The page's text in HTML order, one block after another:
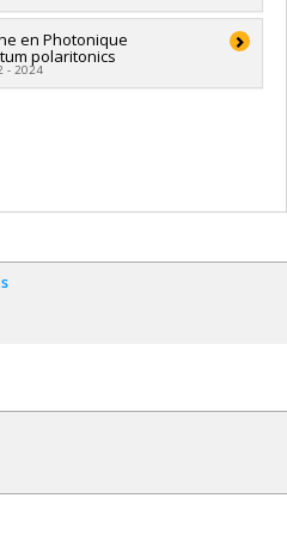
Programme de
Programme de
en Photonique
polaritonics
- 2024
et Innovation